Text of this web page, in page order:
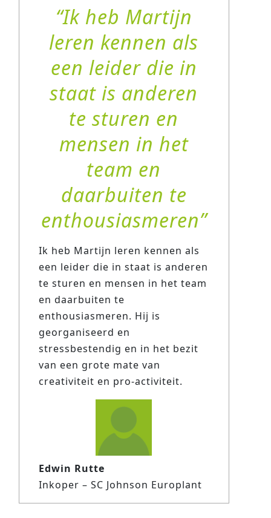
Ik heb Martijn
leren kennen als
een leider die in
staat is anderen
te sturen en
mensen in het
team en
daarbuiten te
enthousiasmeren
Ik heb Martijn leren kennen als
een leider die in staat is anderen
te sturen en mensen in het team
en daarbuiten te
enthousiasmeren. Hij is
georganiseerd en
stressbestendig en in het bezit
van een grote mate van
creativiteit en pro-activiteit.
Edwin Rutte
Inkoper – SC Johnson Europlant